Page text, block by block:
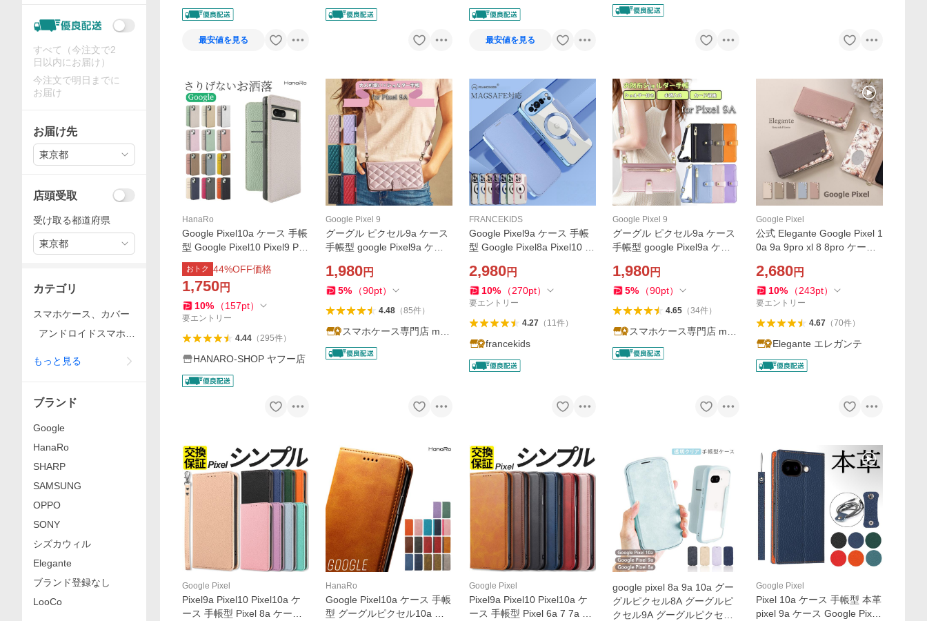
ル)
最安値を見る
ア
ル)
最安値を見る
HanaRo
Google Pixel10a ケース 手帳
型 Google Pixel10 Pixel9 Pix
el9a Pixel 10 Pro Pixel9Pro P
ixel9ProXL スマホケース ス
マホケース 8 7a マグネット
バイカラー
おトク 44%OFF価格
1,750円
10% （157pt）
要エントリー
4.44（295件）
HANARO-SHOP ヤフー店
Google Pixel 9
グーグル ピクセル9a ケース
手帳型 google Pixel9a ケー
スマホショルダー カードシ
ョルダー カバー 手帳 スマホ
1,980円
5% （90pt）
4.48（85件）
スマホケース専門店 matt
u
FRANCEKIDS
Google Pixel9a ケース 手帳
型 Google Pixel8a Pixel10 pr
帳 ピクセル 9pro ピクセル9a
スマホケース レザーケース
2,980円
10% （270pt）
要エントリー
4.27（ 11件）
francekids
Google Pixel 9
グーグル ピクセル9a ケース
手帳型 google Pixel9a ケー
手帳 スマホショルダー カー
ドショルダー お財布 カバー
1,980円
5% （90pt）
4.65（34件）
スマホケース専門店 matt
u
Google Pixel
公式 Elegante Google Pixel 1
0a 9a 9pro xl 8 8pro ケース
ス google pixel 7a 7 6a ケー
ス 手帳 カバー くすみ 花 ケ
ース YH
2,680円
10% （243pt）
要エントリー
4.67（70件）
Elegante エレガンテ
Google Pixel
Pixel9a Pixel10 Pixel10a ケ
ース 手帳型 Pixel 8a ケース
HanaRo
Google Pixel10a ケース 手帳
型 グーグルピクセル10a ケ
Google Pixel
Pixel9a Pixel10 Pixel10a ケ
ース 手帳型 Pixel 6a 7 7a 8 8
google pixel 8a 9a 10a グー
グルピクセル8A グーグルピ
クセル9A グーグルピクセル1
Google Pixel
Pixel 10a ケース 手帳型 本革
pixel 9a ケース Google Pixel
すべて（今注文で2
日以内にお届け）
今注文で明日までに
お届け
お届け先
東京都
店頭受取
受け取る都道府県
東京都
カテゴリ
スマホケース、カバー
アンドロイドスマホ用
もっと見る
ブランド
Google
HanaRo
SHARP
SAMSUNG
OPPO
SONY
シズカウィル
Elegante
ブランド登録なし
LooCo